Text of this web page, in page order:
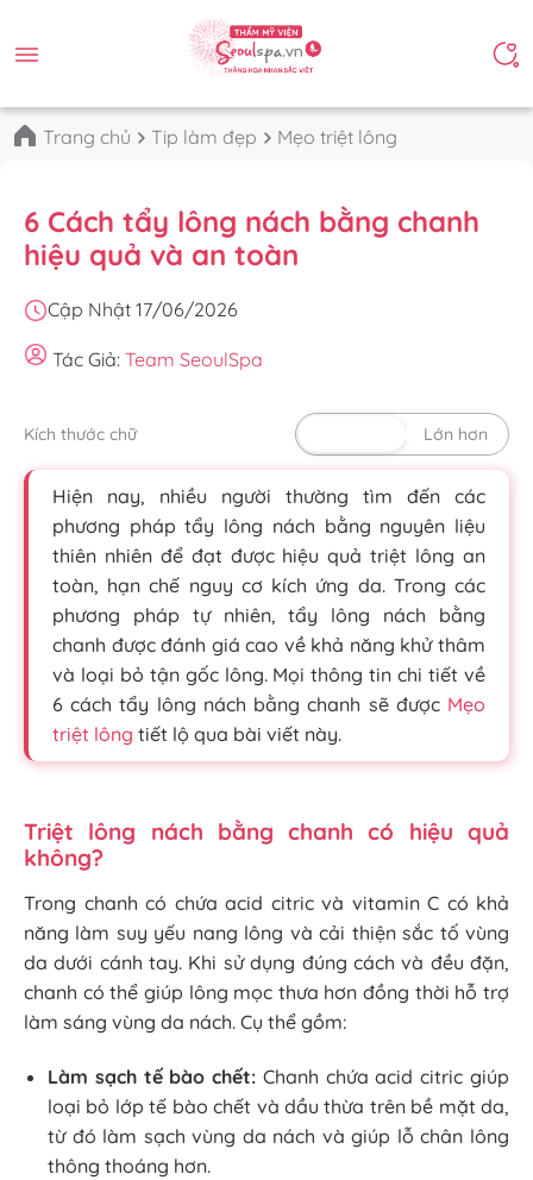
Trang chủ Tip làm đẹp Mẹo triệt lông
6 Cách tẩy lông nách bằng chanh
hiệu quả và an toàn
Cập Nhật 17/06/2026
Tác Giả: Team SeoulSpa
Kích thước chữ Lớn hơn
Hiện nay, nhiều người thường tìm đến các
phương pháp tẩy lông nách bằng nguyên liệu
thiên nhiên để đạt được hiệu quả triệt lông an
toàn, hạn chế nguy cơ kích ứng da. Trong các
phương pháp tự nhiên, tẩy lông nách bằng
chanh được đánh giá cao về khả năng khử thâm
và loại bỏ tận gốc lông. Mọi thông tin chi tiết về
6 cách tẩy lông nách bằng chanh sẽ được Mẹo
triệt lông tiết lộ qua bài viết này.
Triệt lông nách bằng chanh có hiệu quả
không?
Trong chanh có chứa acid citric và vitamin C có khả
năng làm suy yếu nang lông và cải thiện sắc tố vùng
da dưới cánh tay. Khi sử dụng đúng cách và đều đặn,
chanh có thể giúp lông mọc thưa hơn đồng thời hỗ trợ
làm sáng vùng da nách. Cụ thể gồm:
Làm sạch tế bào chết: Chanh chứa acid citric giúp
loại bỏ lớp tế bào chết và dầu thừa trên bề mặt da,
từ đó làm sạch vùng da nách và giúp lỗ chân lông
thông thoáng hơn.